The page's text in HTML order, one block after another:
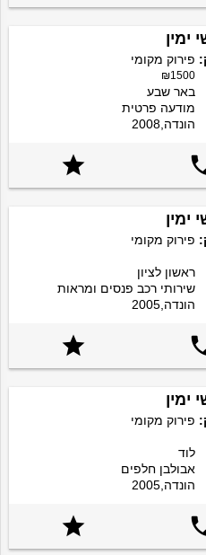
ימין
פירוק מקומי
₪1500
באר שבע
מודעה פרטית
הונדה,2008

ימין
פירוק מקומי
ראשון לציון
שירותי רכב פנסים ומראות
הונדה,2005

ימין
פירוק מקומי
לוד
אבולבן חלפים
הונדה,2005
